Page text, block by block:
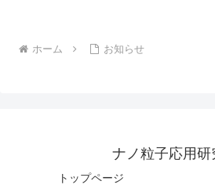
ホーム お知らせ
ナノ粒子応用研
トップページ